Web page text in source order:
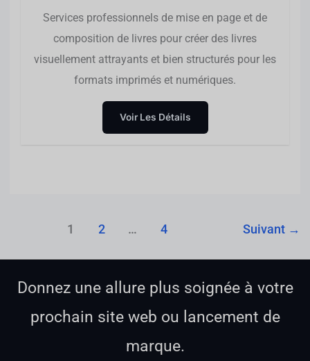
Services professionnels de mise en page et de
composition de livres pour créer des livres
visuellement attrayants et bien structurés pour les
formats imprimés et numériques.
Voir Les Détails
1 2 … 4 Suivant →
Donnez une allure plus soignée à votre
prochain site web ou lancement de
marque.